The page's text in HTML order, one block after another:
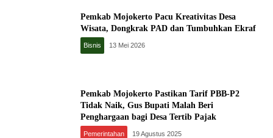
Pemkab Mojokerto Pacu Kreativitas Desa
Wisata, Dongkrak PAD dan Tumbuhkan Ekraf
Bisnis 13 Mei 2026
Pemkab Mojokerto Pastikan Tarif PBB-P2
Tidak Naik, Gus Bupati Malah Beri
Penghargaan bagi Desa Tertib Pajak
Pemerintahan 19 Agustus 2025